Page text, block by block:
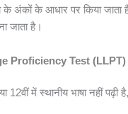
के अंकों के आधार पर किया जाता
जाता है।
Proficiency Test (LLPT)
12वीं में स्थानीय भाषा नहीं पढ़ी